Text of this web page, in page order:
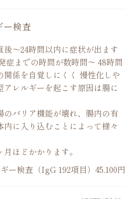
検査
～24時間以内に症状が出ます
症までの時間が数時間～ 48時間
関係を自覚しにくく 慢性化しや
レルギーを起こす原因は腸に
のバリア機能が壊れ、腸内の有
に入り込むことによって様々
ほどかかります。
ー検査（IgG 192項目）45,100円